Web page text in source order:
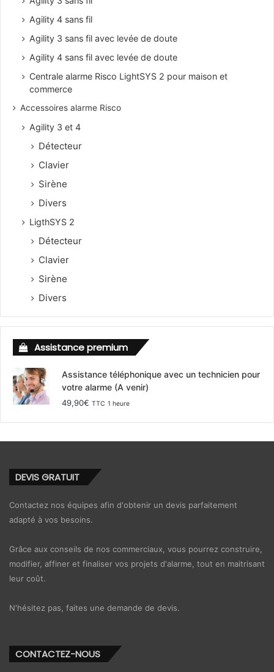
Agility 4 sans fil
Agility 3 sans fil avec levée de doute
Agility 4 sans fil avec levée de doute
Centrale alarme Risco LightSYS 2 pour maison et
commerce
Accessoires alarme Risco
Agility 3 et 4
Détecteur
Clavier
Sirène
Divers
LigthSYS 2
Détecteur
Clavier
Sirène
Divers
Assistance premium
Assistance téléphonique avec un technicien pour
votre alarme (A venir)
49,90€ TTC 1 heure
DEVIS GRATUIT
Contactez nos équipes afin d'obtenir un devis parfaitement
adapté à vos besoins.
Grâce aux conseils de nos commerciaux, vous pourrez construire,
modifier, affiner et finaliser vos projets d'alarme, tout en maitrisant
leur coût.
N'hésitez pas, faites une demande de devis.
CONTACTEZ-NOUS